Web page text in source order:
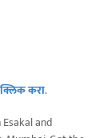
क्लिक करा.
and